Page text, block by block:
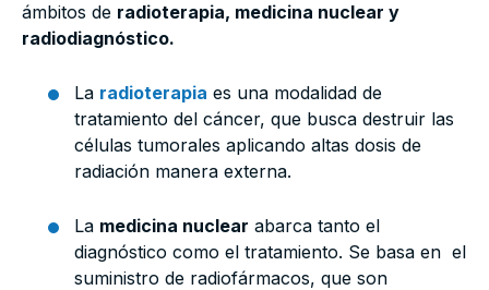
ámbitos de radioterapia, medicina nuclear y
radiodiagnóstico.
La radioterapia es una modalidad de
tratamiento del cáncer, que busca destruir las
células tumorales aplicando altas dosis de
radiación manera externa.
La medicina nuclear abarca tanto el
diagnóstico como el tratamiento. Se basa en el
suministro de radiofármacos, que son